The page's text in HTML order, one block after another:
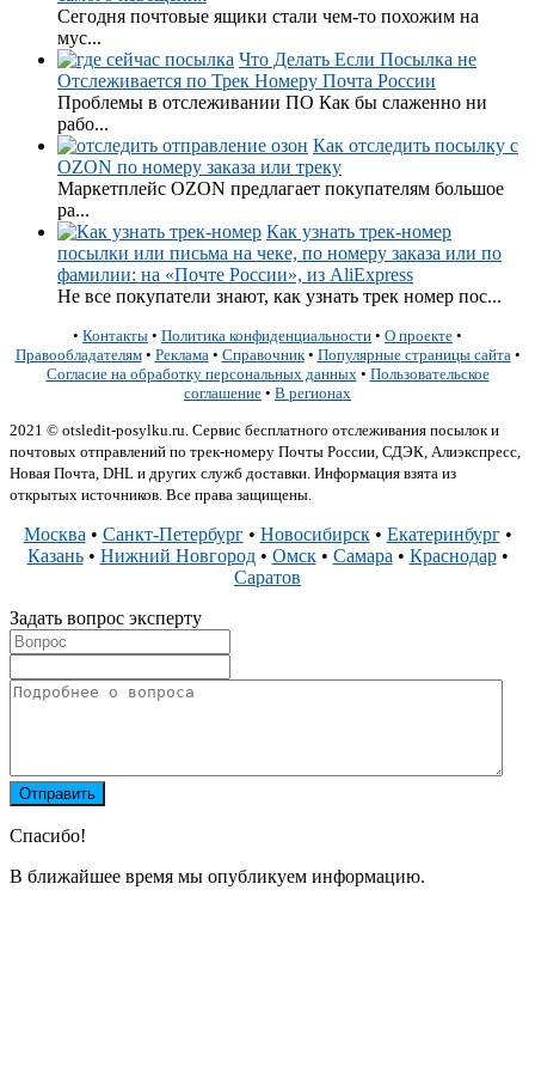
Сегодня почтовые ящики стали чем-то похожим на
мус...
Что Делать Если Посылка не
Отслеживается по Трек Номеру Почта России
Проблемы в отслеживании ПО Как бы слаженно ни
рабо...
Как отследить посылку с
OZON по номеру заказа или треку
Маркетплейс OZON предлагает покупателям большое
ра...
Как узнать трек-номер
посылки или письма на чеке, по номеру заказа или по
фамилии: на «Почте России», из AliExpress
Не все покупатели знают, как узнать трек номер пос...
• Контакты • Политика конфиденциальности • О проекте •
Правообладателям• Реклама • Справочник• Популярные страницы сайта •
Согласие на обработку персональных данных • Пользовательское
соглашение • В регионах
2021 © otsledit-posylku.ru. Сервис бесплатного отслеживания посылок и
почтовых отправлений по трек-номеру Почты России, СДЭК, Алиэкспресс,
Новая Почта, DHL и других служб доставки. Информация взята из
открытых источников. Все права защищены.
Москва • Санкт-Петербург• Новосибирск• Екатеринбург•
Казань• Нижний Новгород• Омск• Самара • Краснодар•
Саратов
Задать вопрос эксперту
Спасибо!
В ближайшее время мы опубликуем информацию.